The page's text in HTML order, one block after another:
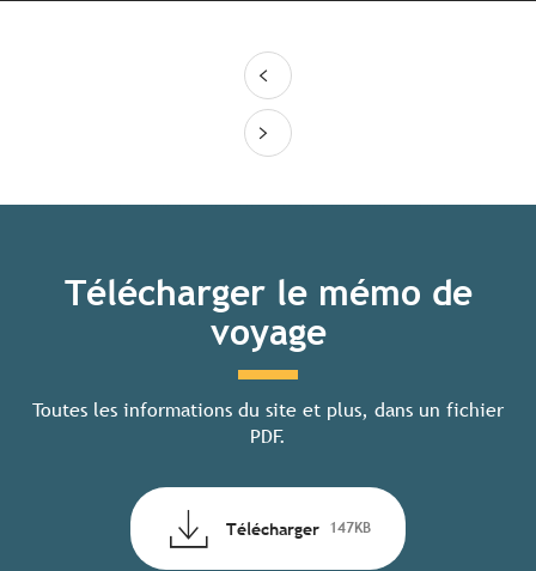
Télécharger le mémo de
voyage
Toutes les informations du site et plus, dans un fichier
PDF.
Télécharger 147KB